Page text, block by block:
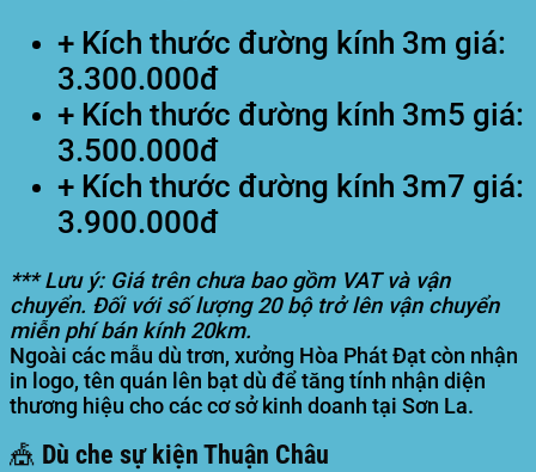
+ Kích thước đường kính 3m giá:
3.300.000đ
+ Kích thước đường kính 3m5 giá:
3.500.000đ
+ Kích thước đường kính 3m7 giá:
3.900.000đ
*** Lưu ý: Giá trên chưa bao gồm VAT và vận
chuyển. Đối với số lượng 20 bộ trở lên vận chuyển
miễn phí bán kính 20km.
Ngoài các mẫu dù trơn, xưởng Hòa Phát Đạt còn nhận
in logo, tên quán lên bạt dù để tăng tính nhận diện
thương hiệu cho các cơ sở kinh doanh tại Sơn La.
🎪 Dù che sự kiện Thuận Châu